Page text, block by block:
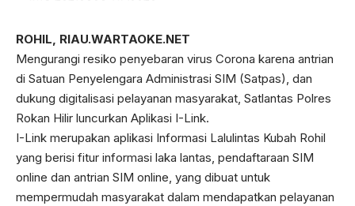
ROHIL, RIAU.WARTAOKE.NET
Mengurangi resiko penyebaran virus Corona karena antrian
di Satuan Penyelengara Administrasi SIM (Satpas), dan
dukung digitalisasi pelayanan masyarakat, Satlantas Polres
Rokan Hilir luncurkan Aplikasi I-Link.
I-Link merupakan aplikasi Informasi Lalulintas Kubah Rohil
yang berisi fitur informasi laka lantas, pendaftaraan SIM
online dan antrian SIM online, yang dibuat untuk
mempermudah masyarakat dalam mendapatkan pelayanan